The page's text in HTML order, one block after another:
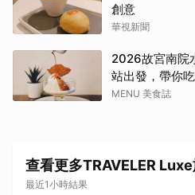
創意
華視新聞
2026故宮南院
站出發，帶你
看夜間展演，
MENU 美食誌
查看更多TRAVELER
最近1小時結果